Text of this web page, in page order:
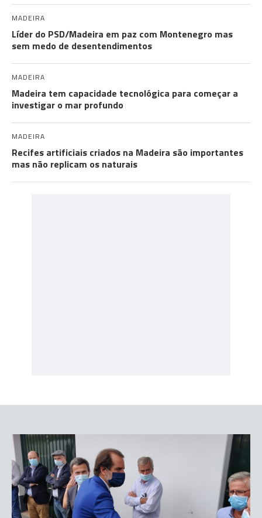
MADEIRA
Líder do PSD/Madeira em paz com Montenegro mas
sem medo de desentendimentos
MADEIRA
Madeira tem capacidade tecnológica para começar a
investigar o mar profundo
MADEIRA
Recifes artificiais criados na Madeira são importantes
mas não replicam os naturais